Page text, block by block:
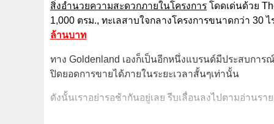
สิ่งอำนวยความสะดวกภายในโครงการ โดดเด่นด้วย
1,000 ตรม., ทะเลสาบใจกลางโครงการขนาดกว่า 30
ล้านบาท
ทาง Goldenland เองก็เป็นอีกหนึ่งแบรนด์มีประสบกา
ปิดยอดการขายได้ภายในระยะเวลาสั้นๆเท่านั้น
ดังนั้นเราอย่ารอช้ากันอยู่เลย รีบเลื่อนลงไปตามอ่านร